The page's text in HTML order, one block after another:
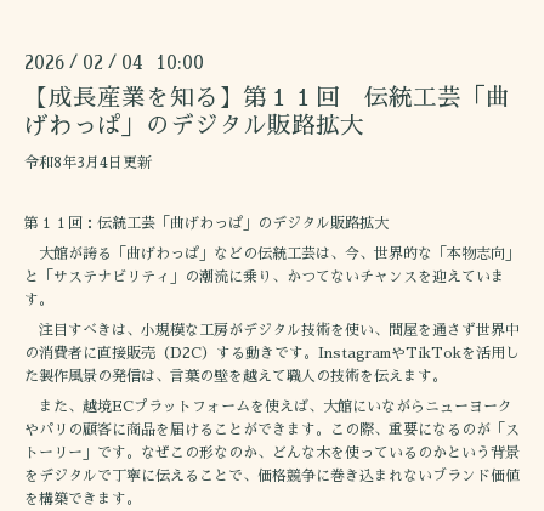
2026 / 02 / 04 10:00
【成長産業を知る】第１１回 伝統工芸「曲
げわっぱ」のデジタル販路拡大
令和8年3月4日更新
第１１回：伝統工芸「曲げわっぱ」のデジタル販路拡大
大館が誇る「曲げわっぱ」などの伝統工芸は、今、世界的な「本物志向」
と「サステナビリティ」の潮流に乗り、かつてないチャンスを迎えていま
す。
注目すべきは、小規模な工房がデジタル技術を使い、問屋を通さず世界中
の消費者に直接販売（D2C）する動きです。InstagramやTikTokを活用し
た製作風景の発信は、言葉の壁を越えて職人の技術を伝えます。
また、越境ECプラットフォームを使えば、大館にいながらニューヨーク
やパリの顧客に商品を届けることができます。この際、重要になるのが「ス
トーリー」です。なぜこの形なのか、どんな木を使っているのかという背景
をデジタルで丁寧に伝えることで、価格競争に巻き込まれないブランド価値
を構築できます。